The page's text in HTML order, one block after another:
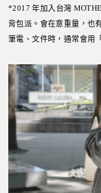
*2017 年加入台灣
背包派。會在意重量，也
筆電、文件時，通常會用